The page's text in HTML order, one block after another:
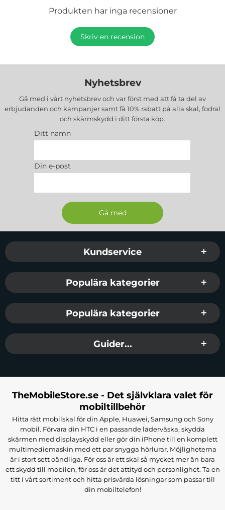
Produkten har inga recensioner
Skriv en recension
Nyhetsbrev
Gå med i vårt nyhetsbrev och var först med att få ta del av
erbjudanden och kampanjer samt få 10% rabatt på alla skal, fodral
och skärmskydd i ditt första köp.
Ditt namn
Din e-post
Sidfot Blandad info och länkar
Kundservice
Populära kategorier
Populära kategorier
Guider...
TheMobileStore.se - Det självklara valet för
mobiltillbehör
Hitta rätt mobilskal för din Apple, Huawei, Samsung och Sony
mobil. Förvara din HTC i en passande läderväska, skydda
skärmen med displayskydd eller gör din iPhone till en komplett
multimediemaskin med ett par snygga hörlurar. Möjligheterna
är i stort sett oändliga. För oss är ett skal så mycket mer än bara
ett skydd till mobilen, för oss är det attityd och personlighet. Ta en
titt i vårt sortiment och hitta prisvärda lösningar som passar till
din mobiltelefon!